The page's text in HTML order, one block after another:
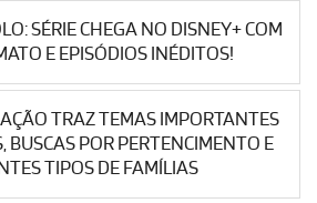
SÉRIE CHEGA NO DISNEY+ COM
E EPISÓDIOS INÉDITOS!
TRAZ TEMAS IMPORTANTES
BUSCAS POR PERTENCIMENTO E
TIPOS DE FAMÍLIAS